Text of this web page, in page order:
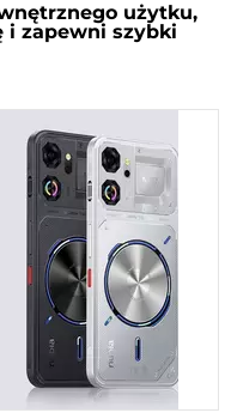
użytku,
i zapewni szybki